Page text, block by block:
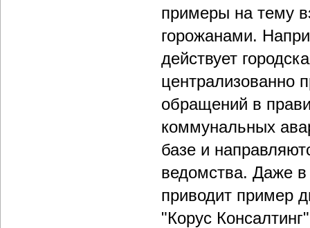
примеры на тему
горожанами.
действует
централизованно
обращений в
коммунальных
базе и
ведомства. Даже
приводит пример
"Корус